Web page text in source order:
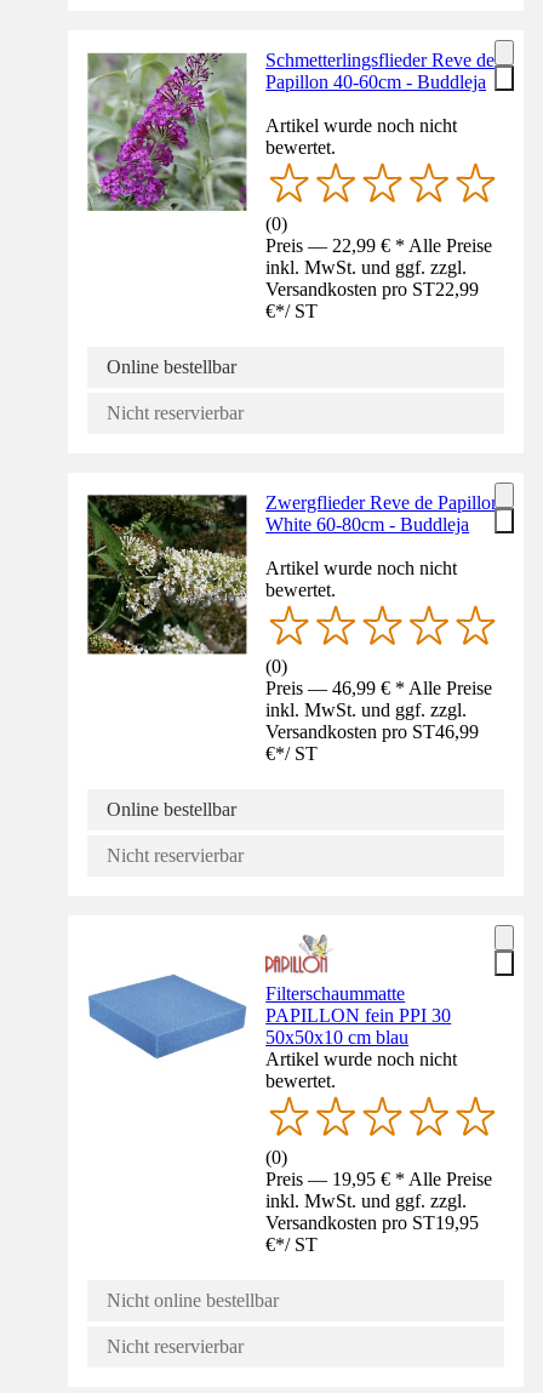
Schmetterlingsflieder Reve de
Papillon 40-60cm - Buddleja
Artikel wurde noch nicht
bewertet.
(0)
Preis — 22,99 € * Alle Preise
inkl. MwSt. und ggf. zzgl.
Versandkosten pro ST22,99
€*/ ST
Online bestellbar
Nicht reservierbar
Zwergflieder Reve de Papillon
White 60-80cm - Buddleja
Artikel wurde noch nicht
bewertet.
(0)
Preis — 46,99 € * Alle Preise
inkl. MwSt. und ggf. zzgl.
Versandkosten pro ST46,99
€*/ ST
Online bestellbar
Nicht reservierbar
Filterschaummatte
PAPILLON fein PPI 30
50x50x10 cm blau
Artikel wurde noch nicht
bewertet.
(0)
Preis — 19,95 € * Alle Preise
inkl. MwSt. und ggf. zzgl.
Versandkosten pro ST19,95
€*/ ST
Nicht online bestellbar
Nicht reservierbar